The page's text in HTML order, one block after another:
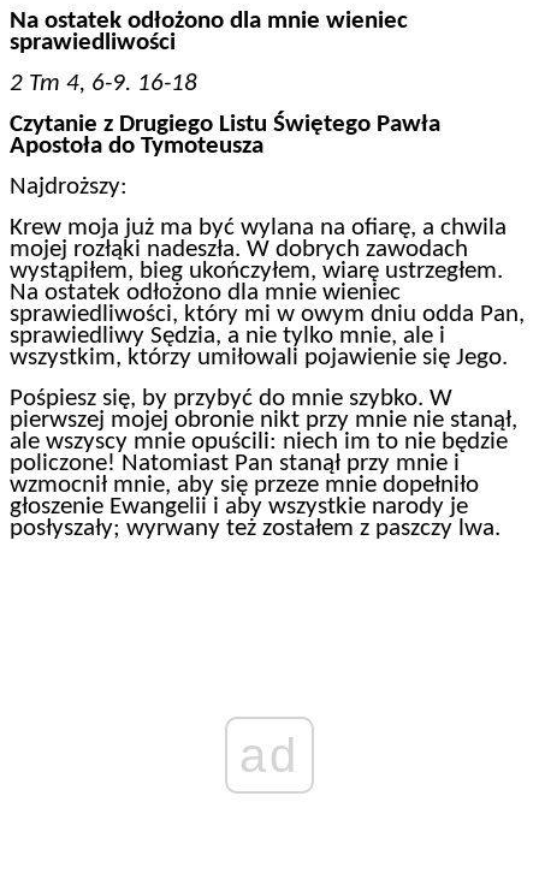
Na ostatek odłożono dla mnie wieniec
sprawiedliwości
2 Tm 4, 6-9. 16-18
Czytanie z Drugiego Listu Świętego Pawła
Apostoła do Tymoteusza
Najdroższy:
Krew moja już ma być wylana na ofiarę, a chwila
mojej rozłąki nadeszła. W dobrych zawodach
wystąpiłem, bieg ukończyłem, wiarę ustrzegłem.
Na ostatek odłożono dla mnie wieniec
sprawiedliwości, który mi w owym dniu odda Pan,
sprawiedliwy Sędzia, a nie tylko mnie, ale i
wszystkim, którzy umiłowali pojawienie się Jego.
Pośpiesz się, by przybyć do mnie szybko. W
pierwszej mojej obronie nikt przy mnie nie stanął,
ale wszyscy mnie opuścili: niech im to nie będzie
policzone! Natomiast Pan stanął przy mnie i
wzmocnił mnie, aby się przeze mnie dopełniło
głoszenie Ewangelii i aby wszystkie narody je
posłyszały; wyrwany też zostałem z paszczy lwa.
ad